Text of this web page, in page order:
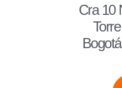
Cra 10